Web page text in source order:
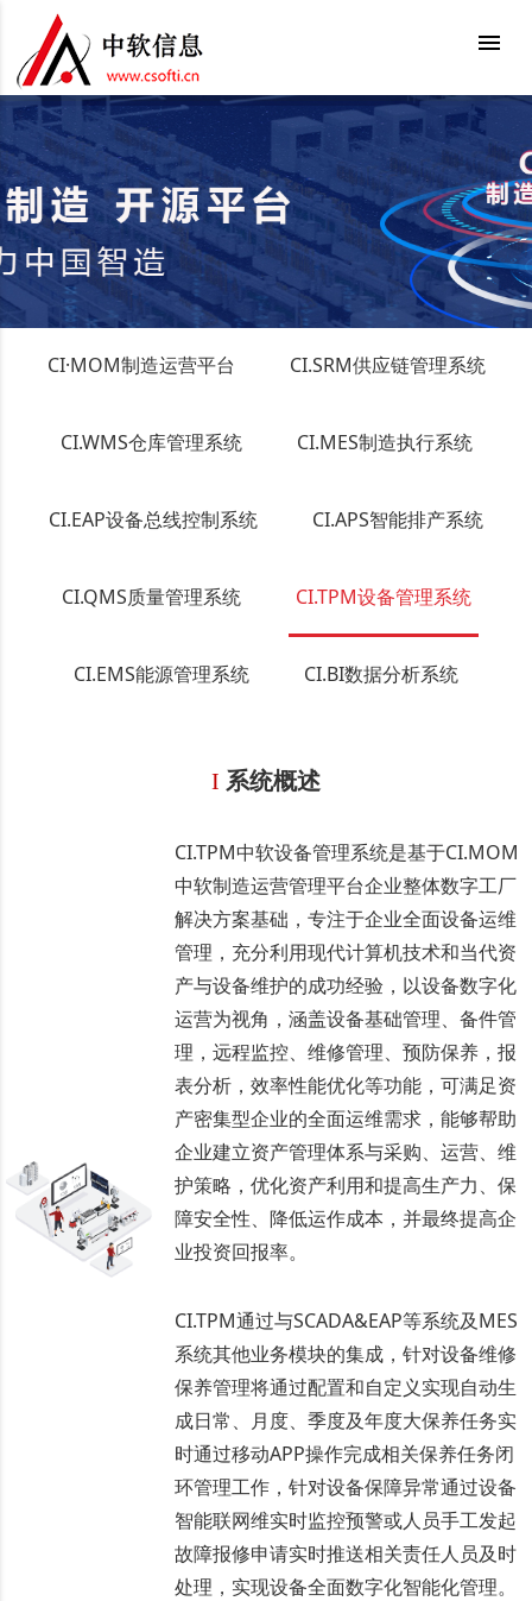
menu
CI·MOM制造运营平台 CI.SRM供应链管理系统
CI.WMS仓库管理系统 CI.MES制造执行系统
CI.EAP设备总线控制系统 CI.APS智能排产系统
CI.QMS质量管理系统 CI.TPM设备管理系统
CI.EMS能源管理系统 CI.BI数据分析系统
I 系统概述
CI.TPM中软设备管理系统是基于CI.MOM
中软制造运营管理平台企业整体数字工厂
解决方案基础，专注于企业全面设备运维
管理，充分利用现代计算机技术和当代资
产与设备维护的成功经验，以设备数字化
运营为视角，涵盖设备基础管理、备件管
理，远程监控、维修管理、预防保养，报
表分析，效率性能优化等功能，可满足资
产密集型企业的全面运维需求，能够帮助
企业建立资产管理体系与采购、运营、维
护策略，优化资产利用和提高生产力、保
障安全性、降低运作成本，并最终提高企
业投资回报率。
CI.TPM通过与SCADA&EAP等系统及MES
系统其他业务模块的集成，针对设备维修
保养管理将通过配置和自定义实现自动生
成日常、月度、季度及年度大保养任务实
时通过移动APP操作完成相关保养任务闭
环管理工作，针对设备保障异常通过设备
智能联网维实时监控预警或人员手工发起
故障报修申请实时推送相关责任人员及时
处理，实现设备全面数字化智能化管理。